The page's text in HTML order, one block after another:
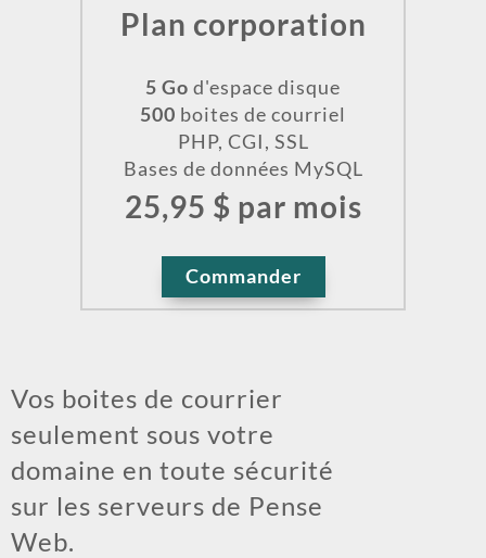
Plan corporation
5 Go d'espace disque
500 boites de courriel
PHP, CGI, SSL
Bases de données MySQL
25,95 $ par mois
Commander
Vos boites de courrier
seulement sous votre
domaine en toute sécurité
sur les serveurs de Pense
Web.